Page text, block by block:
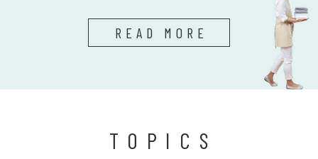
READ MORE
TOPICS